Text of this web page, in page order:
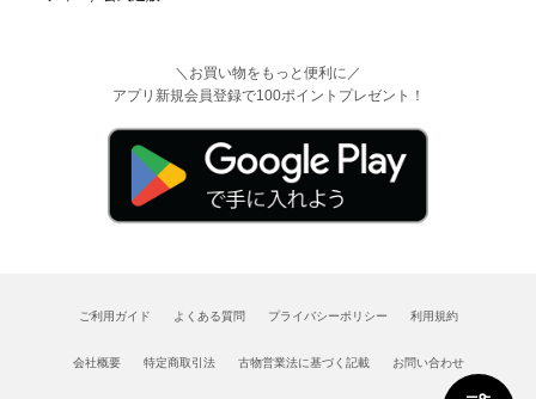
＼お買い物をもっと便利に／
アプリ新規会員登録で100ポイントプレゼント！
ご利用ガイド よくある質問 プライバシーポリシー 利用規約
会社概要 特定商取引法 古物営業法に基づく記載 お問い合わせ